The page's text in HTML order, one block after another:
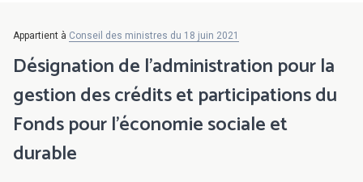
Appartient à Conseil des ministres du 18 juin 2021
Désignation de l’administration pour la
gestion des crédits et participations du
Fonds pour l’économie sociale et
durable